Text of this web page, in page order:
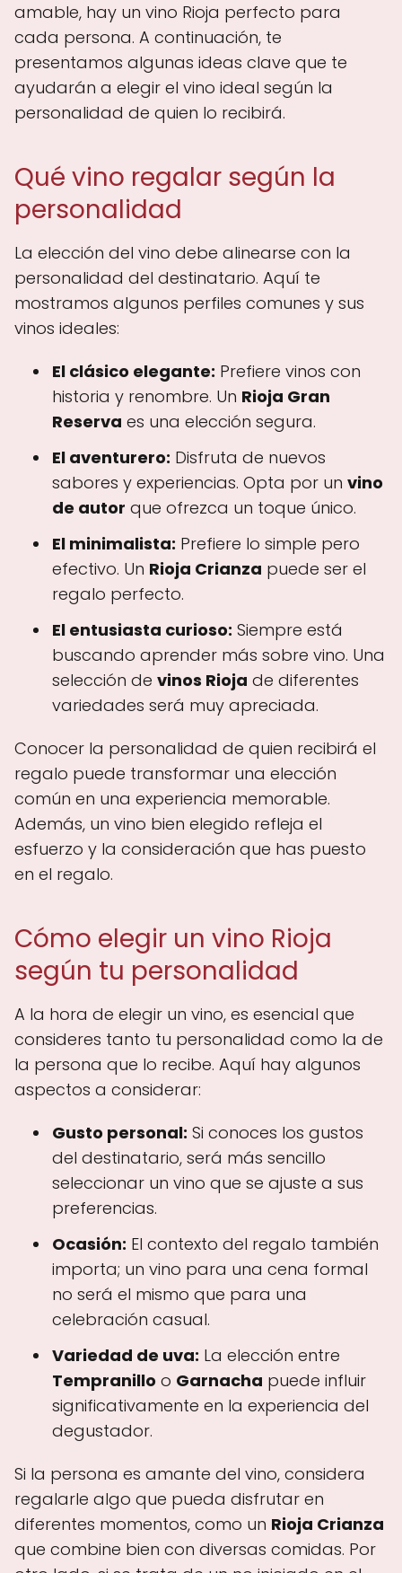
amable, hay un vino Rioja perfecto para
cada persona. A continuación, te
presentamos algunas ideas clave que te
ayudarán a elegir el vino ideal según la
personalidad de quien lo recibirá.
Qué vino regalar según la
personalidad
La elección del vino debe alinearse con la
personalidad del destinatario. Aquí te
mostramos algunos perfiles comunes y sus
vinos ideales:
El clásico elegante: Prefiere vinos con
historia y renombre. Un Rioja Gran
Reserva es una elección segura.
El aventurero: Disfruta de nuevos
sabores y experiencias. Opta por un vino
de autor que ofrezca un toque único.
El minimalista: Prefiere lo simple pero
efectivo. Un Rioja Crianza puede ser el
regalo perfecto.
El entusiasta curioso: Siempre está
buscando aprender más sobre vino. Una
selección de vinos Rioja de diferentes
variedades será muy apreciada.
Conocer la personalidad de quien recibirá el
regalo puede transformar una elección
común en una experiencia memorable.
Además, un vino bien elegido refleja el
esfuerzo y la consideración que has puesto
en el regalo.
Cómo elegir un vino Rioja
según tu personalidad
A la hora de elegir un vino, es esencial que
consideres tanto tu personalidad como la de
la persona que lo recibe. Aquí hay algunos
aspectos a considerar:
Gusto personal: Si conoces los gustos
del destinatario, será más sencillo
seleccionar un vino que se ajuste a sus
preferencias.
Ocasión: El contexto del regalo también
importa; un vino para una cena formal
no será el mismo que para una
celebración casual.
Variedad de uva: La elección entre
Tempranillo o Garnacha puede influir
significativamente en la experiencia del
degustador.
Si la persona es amante del vino, considera
regalarle algo que pueda disfrutar en
diferentes momentos, como un Rioja Crianza
que combine bien con diversas comidas. Por